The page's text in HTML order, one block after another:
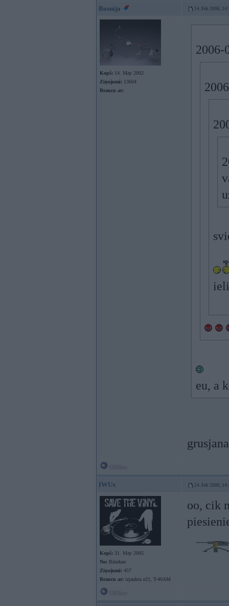
Bosnija 24. Feb 2006,
Kopš: 14. May 2002
Ziņojumi: 13604
Braucu ar:
2006-
eu, a
IWUx 24. Feb 2006,
Kopš: 31. May 2005
No: Rēzekne
Ziņojumi: 457
Braucu ar: izjauktu e21, T-40AM
oo, cik